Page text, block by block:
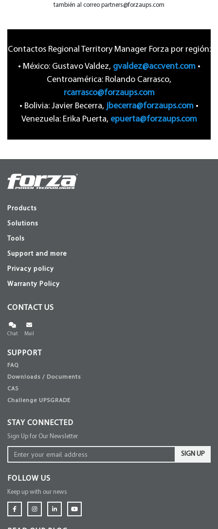
también al correo partners@forzaups.com
Contactos Regional Territory Manager Forza por región:
• México: Gustavo Valdez, gvaldez@accvent.com•
Centroamérica: Rolando Carrasco,
rcarrasco@forzaups.com
• Bolivia: Javier Becerra, jbecerra@forzaups.com •
Venezuela: Erika Puerta, epuerta@forzaups.com
Products
Solutions
Tools
Support and more
Privacy policy
Warranty Policy
CONTACT US
Chat Mail
SUPPORT
FAQ
Downloads / Documents
CAS
Challenge UPSGRADE
STAY CONNECTED
Sign Up for Our Newsletter
SIGN UP
FOLLOW US
Keep up with our news